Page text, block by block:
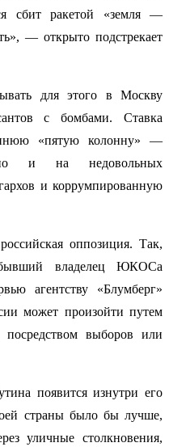
сбит ракетой «земля —
— открыто подстрекает
для этого в Москву
с бомбами. Ставка
«пятую колонну» —
и на недовольных
и коррумпированную
оппозиция. Так,
владелец ЮКОСа
агентству «Блумберг»
может произойти путем
посредством выборов или
появится изнутри его
страны было бы лучше,
уличные столкновения,